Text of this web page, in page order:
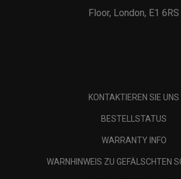
Floor, London, E1 6RS
KONTAKTIEREN SIE UNS
BESTELLSTATUS
WARRANTY INFO
WARNHINWEIS ZU GEFÄLSCHTEN